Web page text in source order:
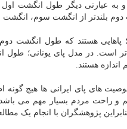
و به عبارتی دیگر طول انگشت
بلندتر از انگشت سوم، انگشت
پاهایی هستند که طول انگشت
است. در مدل پای یونانی؛
اندازه هستند.
های پای ایرانی ها هیچ
و راحت مردم بسیار مهم می
پژوهشگران با انجام یک